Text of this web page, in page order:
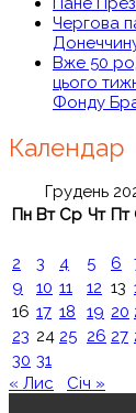
Чергова
Вже 50
цього
Фонду
Календар
Грудень
Пн Вт Ср Чт Пт
2
3 4 5 6
9
10 11 12 13
16 17 18 19 20
23 24 25 26 27
30 31
« Лис
Січ »